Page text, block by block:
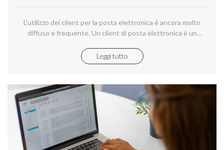
L’utilizzo dei client per la posta elettronica è ancora molto
diffuso e frequente. Un client di posta elettronica è un
scaricare le e-mail dal server di posta al computer e, da qui,
rendere possibile la lettura e l’invio dei messaggi.
Leggi tutto